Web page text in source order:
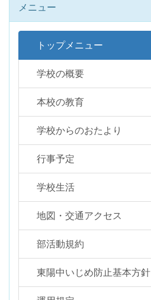
メニュー
トップメニュー
学校の概要
本校の教育
学校からのおたより
行事予定
学校生活
地図・交通アクセス
部活動規約
東陽中いじめ防止基本方針